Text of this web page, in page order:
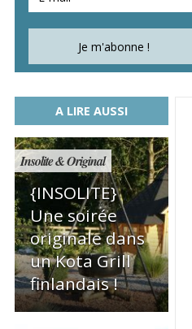
A LIRE AUSSI
Insolite & Original
{INSOLITE}
Une soirée
originale dans
un Kota Grill
finlandais !